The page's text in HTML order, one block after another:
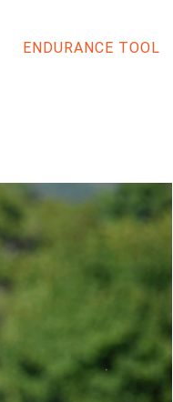
ENDURANCE TOOL